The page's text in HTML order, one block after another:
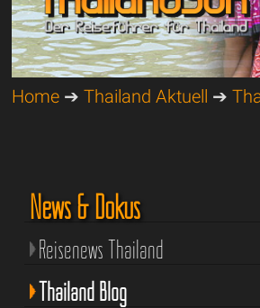
Home ➔Thailand Aktuell ➔
News & Dokus
Reisenews Thailand
Thailand Blog